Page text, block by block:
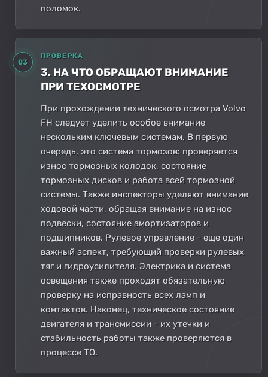
поломок.
03
ПРОВЕРКА
3. НА ЧТО ОБРАЩАЮТ ВНИМАНИЕ
ПРИ ТЕХОСМОТРЕ
При прохождении технического осмотра Volvo
FH следует уделить особое внимание
нескольким ключевым системам. В первую
очередь, это система тормозов: проверяется
износ тормозных колодок, состояние
тормозных дисков и работа всей тормозной
системы. Также инспекторы уделяют внимание
ходовой части, обращая внимание на износ
подвески, состояние амортизаторов и
подшипников. Рулевое управление - еще один
важный аспект, требующий проверки рулевых
тяг и гидроусилителя. Электрика и система
освещения также проходят обязательную
проверку на исправность всех ламп и
контактов. Наконец, техническое состояние
двигателя и трансмиссии - их утечки и
стабильность работы также проверяются в
процессе ТО.